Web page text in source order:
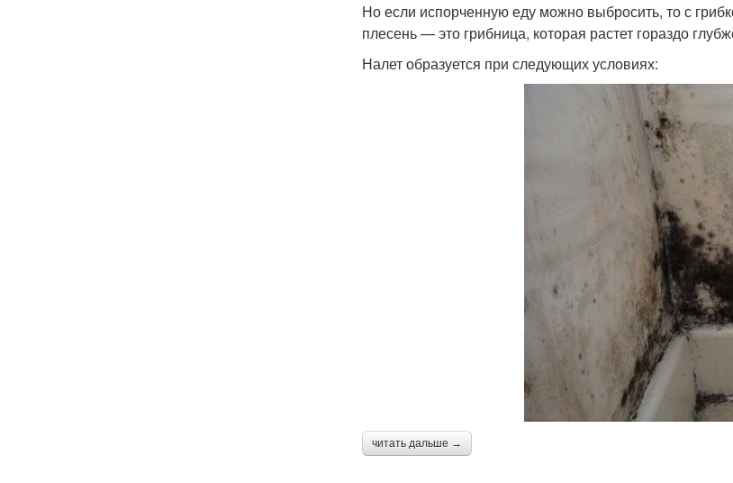
Но если испорченную еду можно выбросить, то с
плесень — это грибница, которая растет гораздо
Налет образуется при следующих условиях:
читать дальше →